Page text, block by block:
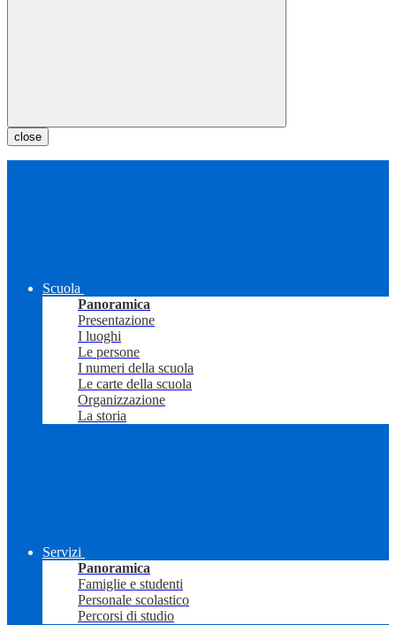
close
Scuola
Panoramica
Presentazione
I luoghi
Le persone
I numeri della scuola
Le carte della scuola
Organizzazione
La storia
Servizi
Panoramica
Famiglie e studenti
Personale scolastico
Percorsi di studio